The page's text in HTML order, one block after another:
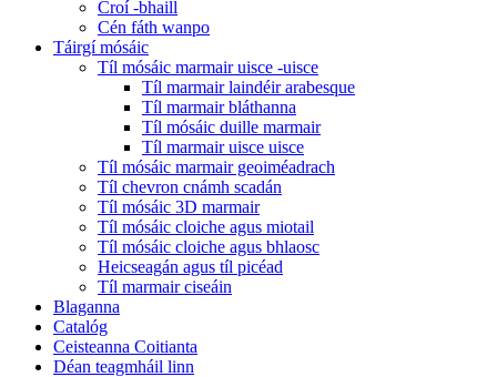
Croí -bhaill
Cén fáth wanpo
Táirgí mósáic
Tíl mósáic marmair uisce -uisce
Tíl marmair laindéir arabesque
Tíl marmair bláthanna
Tíl mósáic duille marmair
Tíl marmair uisce uisce
Tíl mósáic marmair geoiméadrach
Tíl chevron cnámh scadán
Tíl mósáic 3D marmair
Tíl mósáic cloiche agus miotail
Tíl mósáic cloiche agus bhlaosc
Heicseagán agus tíl picéad
Tíl marmair ciseáin
Blaganna
Catalóg
Ceisteanna Coitianta
Déan teagmháil linn